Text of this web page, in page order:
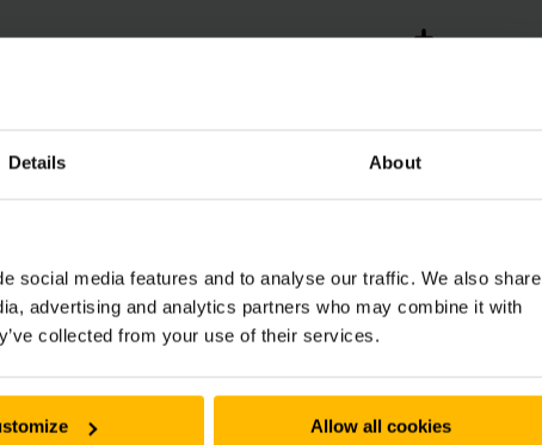
Details About
social media features and to analyse our traffic. We also share
advertising and analytics partners who may combine it with
collected from your use of their services.
Allow all cookies
og maskine